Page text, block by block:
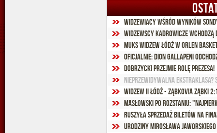
Widzewiacy wśród wyników
Widzewscy kadrowicze wchodzą
MUKS Widzew Łódź w Orlen
Oficjalnie: Dion Gallapeni
Dobrzycki przejmie rolę prezesa!
Nieprzewidywalna Ekstraklasa?
Widzew II Łódź - Ząbkovia Ząbki
Ruszyła sprzedaż biletów na
Urodziny Mirosława Jaworskiego